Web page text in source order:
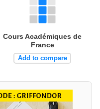
Cours Académiques de
France
Add to compare